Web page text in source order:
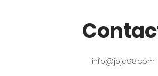
info@joja98.com